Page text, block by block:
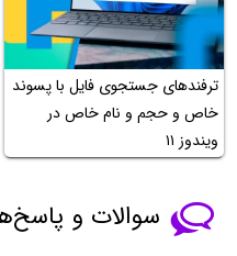
ترفندهای جستجوی فایل با پسوند
خاص و حجم و نام خاص در
ویندوز ۱۱
سوالات و